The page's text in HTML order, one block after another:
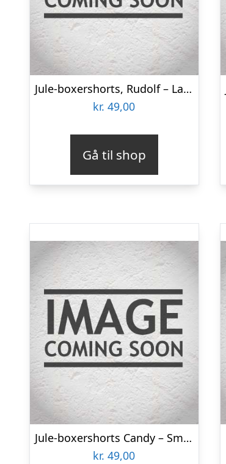
Jule-boxershorts, Rudolf – Large
kr. 49,00
Gå til shop
Jule-boxershorts Candy – Small
kr. 49,00